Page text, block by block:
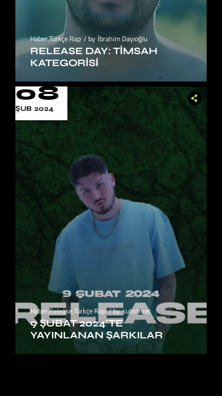
Haber,Türkçe Rap by İbrahim Dayıoğlu
RELEASE DAY: TIMSAH
KATEGORISI
08
ŞUB 2024
Haber,Release,Türkçe Rap by substreet
9 ŞUBAT 2024’TE
YAYINLANAN ŞARKILAR